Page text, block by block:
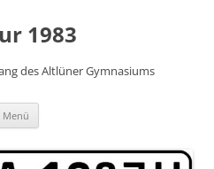
1983
des Altlüner Gymnasiums
Menü